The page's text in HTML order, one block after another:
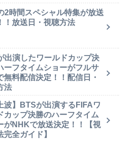
2時間スペシャル特集が放送
！放送日・視聴方法
出演したワールドカップ決
ーフタイムショーがフルサ
無料配信決定！！配信日・
法
波】BTSが出演するFIFAワ
カップ決勝のハーフタイム
がNHKで放送決定！！【視
完全ガイド】